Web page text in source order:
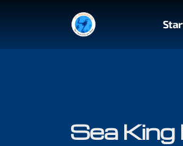
Sea